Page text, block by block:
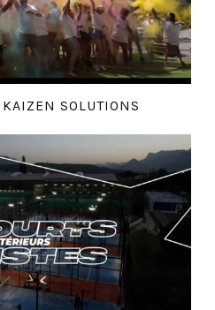
SOLUTIONS